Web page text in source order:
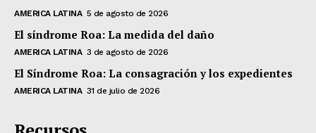
AMERICA LATINA 5 de agosto de 2026
El síndrome Roa: La medida del daño
AMERICA LATINA 3 de agosto de 2026
El Síndrome Roa: La consagración y los expedientes
AMERICA LATINA 31 de julio de 2026